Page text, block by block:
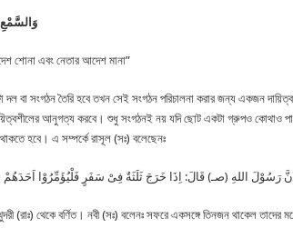
শোনা এবং নেতার আদেশ মানা”
দল বা সংগঠন তৈরি হবে তখন সেই সংগঠন পরিচালনা করার জন্য একজন
আনুগত্য করবে। শুধু সংগঠনই নয় যদি ছোট একটা গ্রুপও কোথাও
থাকতে হবে। এ সম্পর্কে রাসূল (সঃ) বলেছেনঃ
اللهِ (صـ) قَالَ: اِذَا خَرَجَ ثَلَثَةٌ فِىْ سَفَرٍ فَلْيُؤَمِّرُوْا اَحَدَهُمْ
(রাঃ) থেকে বর্ণিত। নবী (সঃ) বলেনঃ সফরে একসঙ্গে তিনজন থাকেল